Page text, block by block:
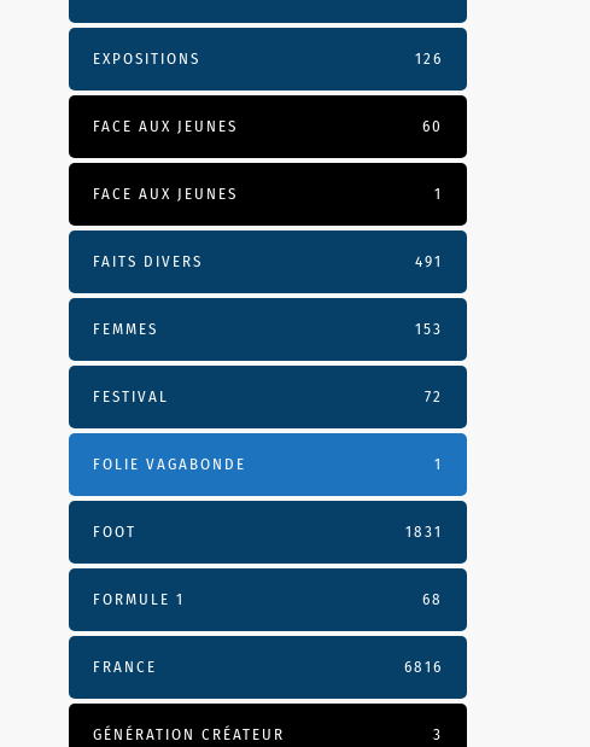
EXPOSITIONS 126
FACE AUX JEUNES 60
FACE AUX JEUNES 1
FAITS DIVERS 491
FEMMES 153
FESTIVAL 72
FOLIE VAGABONDE 1
FOOT 1831
FORMULE 1 68
FRANCE 6816
GÉNÉRATION CRÉATEUR 3